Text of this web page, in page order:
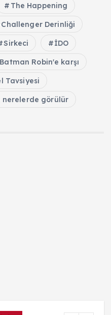
The Happening
Challenger Derinliği
Sirkeci İDO
Batman Robin'e karşı
Tavsiyesi
nerelerde görülür